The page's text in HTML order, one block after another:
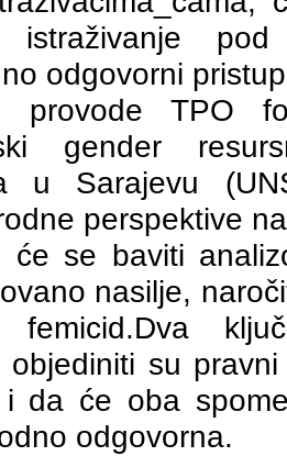
istraživanje pod
odgovorni
provode TPO
gender
u Sarajevu
perspektive
će se baviti
nasilje,
objediniti su
da će oba
odgovorna.